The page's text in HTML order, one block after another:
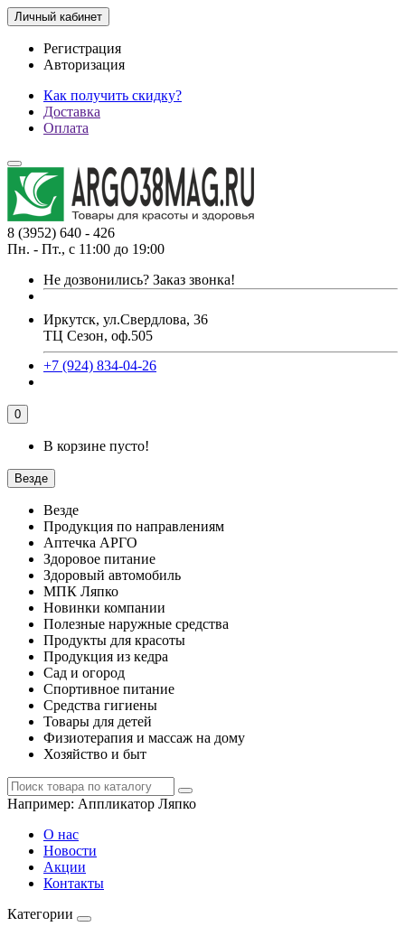
Личный кабинет
Регистрация
Авторизация
Как получить скидку?
Доставка
Оплата
8 (3952) 640 - 426
Пн. - Пт., с 11:00 до 19:00
Не дозвонились? Заказ звонка!
Иркутск, ул.Свердлова, 36
ТЦ Сезон, оф.505
+7 (924) 834-04-26
0
В корзине пусто!
Везде
Везде
Продукция по направлениям
Аптечка АРГО
Здоровое питание
Здоровый автомобиль
МПК Ляпко
Новинки компании
Полезные наружные средства
Продукты для красоты
Продукция из кедра
Сад и огород
Спортивное питание
Средства гигиены
Товары для детей
Физиотерапия и массаж на дому
Хозяйство и быт
Например: Аппликатор Ляпко
О нас
Новости
Акции
Контакты
Категории